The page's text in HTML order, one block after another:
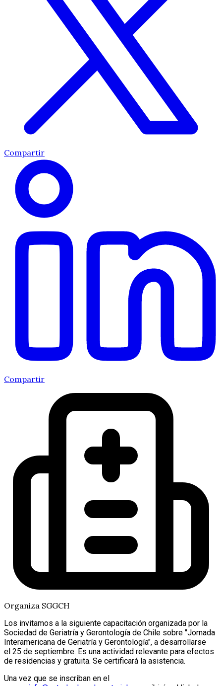
Compartir
Compartir
Organiza SGGCH
Los invitamos a la siguiente capacitación organizada por la
Sociedad de Geriatría y Gerontología de Chile sobre "Jornada
Interamericana de Geriatría y Gerontología", a desarrollarse
el 25 de septiembre. Es una actividad relevante para efectos
de residencias y gratuita. Se certificará la asistencia.
Una vez que se inscriban en el